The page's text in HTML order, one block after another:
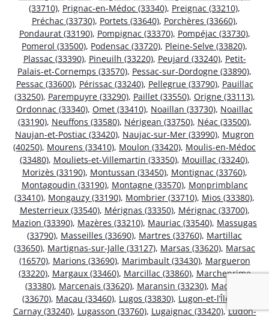
(33710), Prignac-en-Médoc (33340), Preignac (33210),
Préchac (33730), Portets (33640), Porchères (33660),
Pondaurat (33190), Pompignac (33370), Pompéjac (33730),
Pomerol (33500), Podensac (33720), Pleine-Selve (33820),
Plassac (33390), Pineuilh (33220), Peujard (33240), Petit-
Palais-et-Cornemps (33570), Pessac-sur-Dordogne (33890),
Pessac (33600), Périssac (33240), Pellegrue (33790), Pauillac
(33250), Parempuyre (33290), Paillet (33550), Origne (33113),
Ordonnac (33340), Omet (33410), Noaillan (33730), Noaillac
(33190), Neuffons (33580), Nérigean (33750), Néac (33500),
Naujan-et-Postiac (33420), Naujac-sur-Mer (33990), Mugron
(40250), Mourens (33410), Moulon (33420), Moulis-en-Médoc
(33480), Mouliets-et-Villemartin (33350), Mouillac (33240),
Morizès (33190), Montussan (33450), Montignac (33760),
Montagoudin (33190), Montagne (33570), Monprimblanc
(33410), Mongauzy (33190), Mombrier (33710), Mios (33380),
Mesterrieux (33540), Mérignas (33350), Mérignac (33700),
Mazion (33390), Mazères (33210), Mauriac (33540), Massugas
(33790), Masseilles (33690), Martres (33760), Martillac
(33650), Martignas-sur-Jalle (33127), Marsas (33620), Marsac
(16570), Marions (33690), Marimbault (33430), Margueron
(33220), Margaux (33460), Marcillac (33860), Marcheprime
(33380), Marcenais (33620), Maransin (33230), Madirac
(33670), Macau (33460), Lugos (33830), Lugon-et-l’Île-du-
Carnay (33240), Lugasson (33760), Lugaignac (33420),Ludon-